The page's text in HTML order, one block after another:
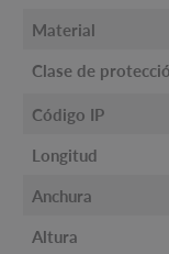
Material
Clase de
Código IP
Longitud
Anchura
Altura